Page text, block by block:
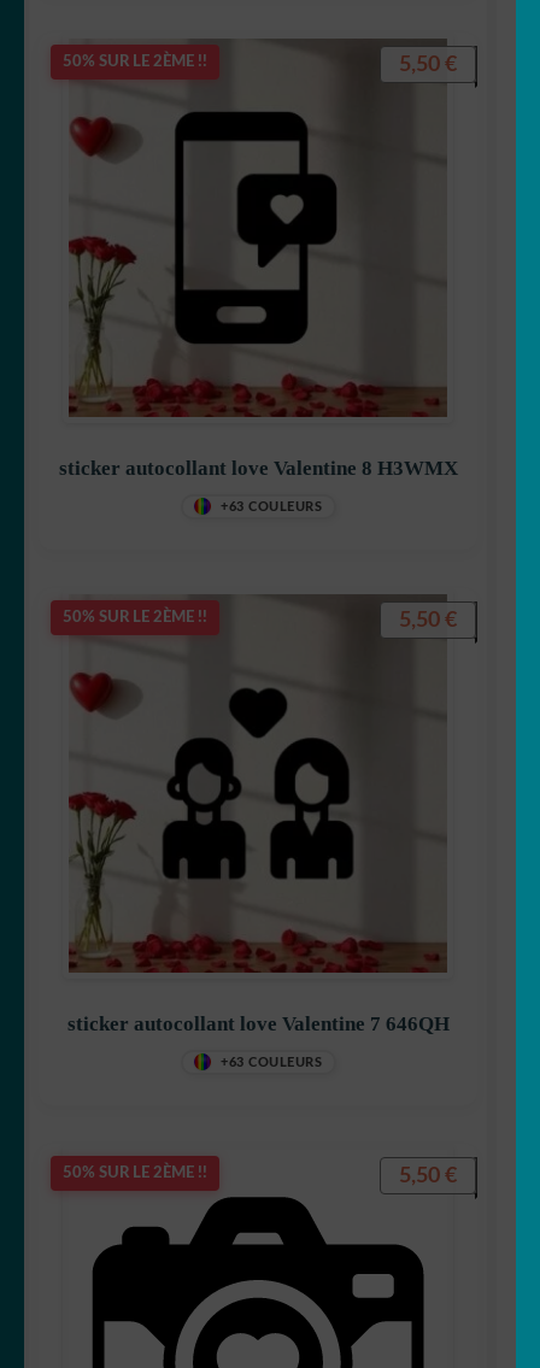
50% SUR LE 2ÈME !!
sticker autocollant love Valentine 8 H3WMX
+63 COULEURS
5,50 €
50% SUR LE 2ÈME !!
sticker autocollant love Valentine 7 646QH
+63 COULEURS
5,50 €
50% SUR LE 2ÈME !! 5,50 €